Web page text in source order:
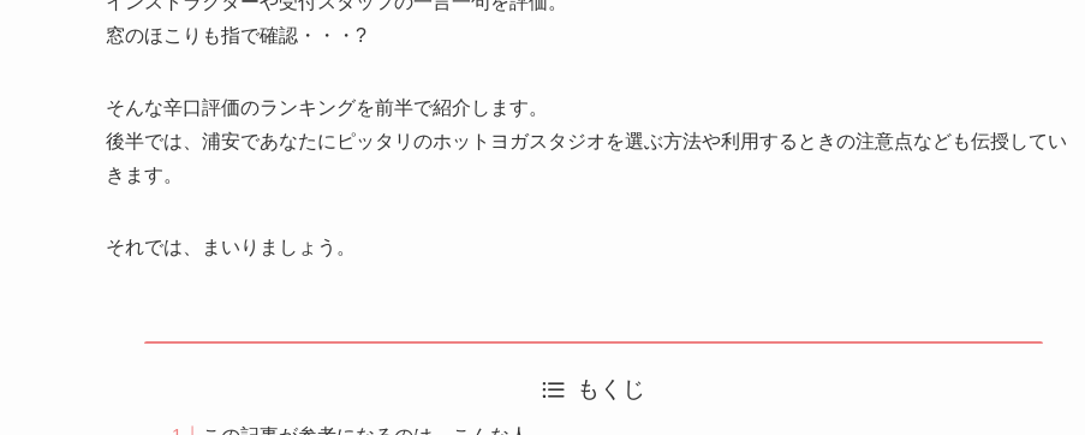
窓のほこりも指で確認・・・?
そんな辛口評価のランキングを前半で紹介します。
後半では、浦安であなたにピッタリのホットヨガスタジオを選ぶ方法や利用するときの注意点なども伝授してい
きます。
それでは、まいりましょう。
もくじ